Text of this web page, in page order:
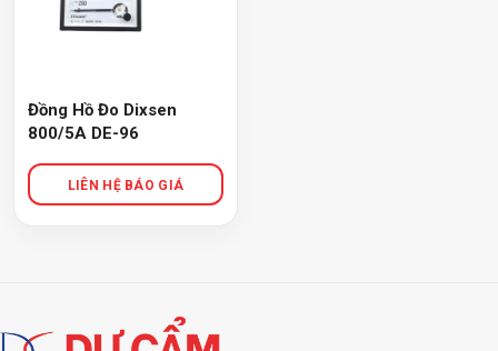
Đồng Hồ Đo Dixsen
800/5A DE-96